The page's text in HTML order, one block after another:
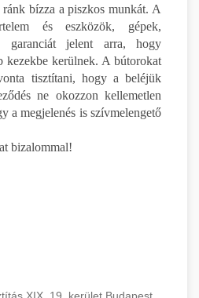
bízza a piszkos munkát. A
és eszközök, gépek,
garanciát jelent arra, hogy
kezekbe kerülnek. A bútorokat
tisztítani, hogy a beléjük
ne okozzon kellemetlen
a megjelenés is szívmelengető
bizalommal!
XIX. 19. kerület Budapest